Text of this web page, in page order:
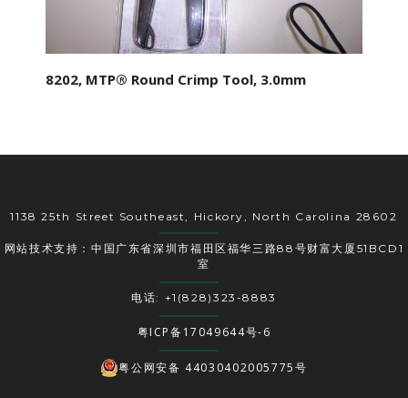
8202, MTP® Round Crimp Tool, 3.0mm
1138 25th Street Southeast, Hickory, North Carolina 28602
网站技术支持：中国广东省深圳市福田区福华三路88号财富大厦51BCD1
室
电话: +1(828)323-8883
粤ICP备17049644号-6
粤公网安备 44030402005775号